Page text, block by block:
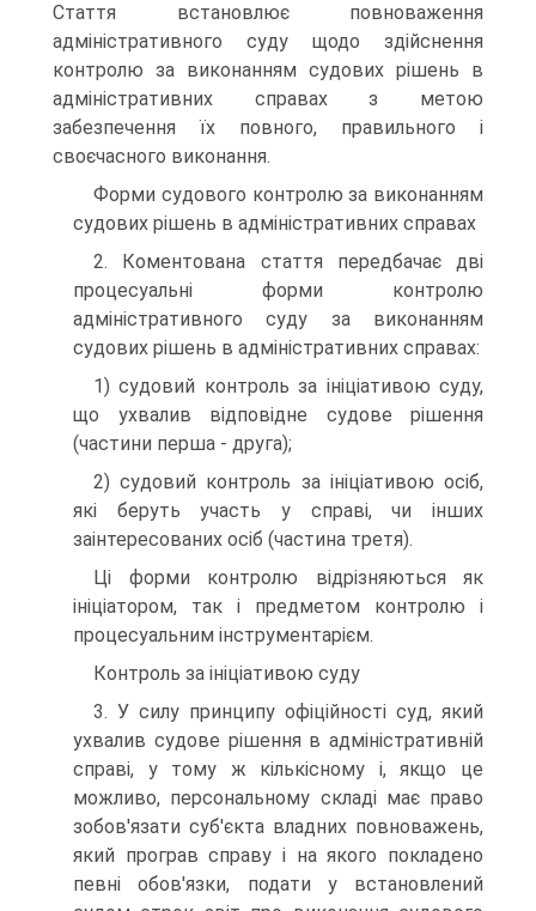
Стаття встановлює повноваження
адміністративного суду щодо здійснення
контролю за виконанням судових рішень в
адміністративних справах з метою
забезпечення їх повного, правильного і
своєчасного виконання.
Форми судового контролю за виконанням
судових рішень в адміністративних справах
2. Коментована стаття передбачає дві
процесуальні форми контролю
адміністративного суду за виконанням
судових рішень в адміністративних справах:
1) судовий контроль за ініціативою суду,
що ухвалив відповідне судове рішення
(частини перша - друга);
2) судовий контроль за ініціативою осіб,
які беруть участь у справі, чи інших
заінтересованих осіб (частина третя).
Ці форми контролю відрізняються як
ініціатором, так і предметом контролю і
процесуальним інструментарієм.
Контроль за ініціативою суду
3. У силу принципу офіційності суд, який
ухвалив судове рішення в адміністративній
справі, у тому ж кількісному і, якщо це
можливо, персональному складі має право
зобов'язати суб'єкта владних повноважень,
який програв справу і на якого покладено
певні обов'язки, подати у встановлений